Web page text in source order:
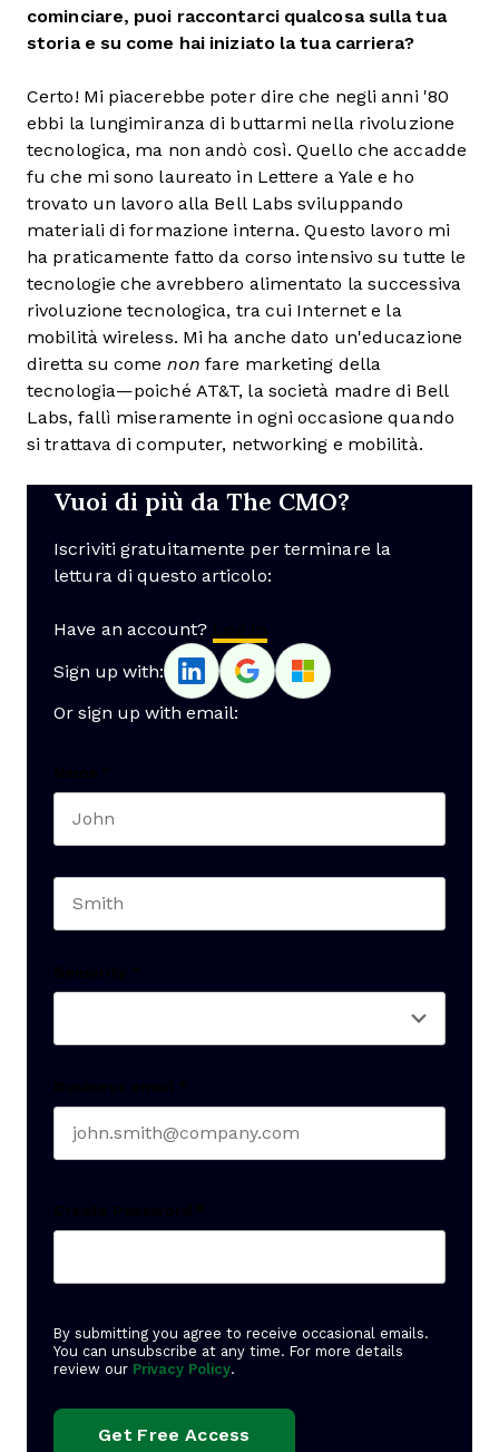
cominciare, puoi raccontarci qualcosa sulla tua
storia e su come hai iniziato la tua carriera?
Certo! Mi piacerebbe poter dire che negli anni '80
ebbi la lungimiranza di buttarmi nella rivoluzione
tecnologica, ma non andò così. Quello che accadde
fu che mi sono laureato in Lettere a Yale e ho
trovato un lavoro alla Bell Labs sviluppando
materiali di formazione interna. Questo lavoro mi
ha praticamente fatto da corso intensivo su tutte le
tecnologie che avrebbero alimentato la successiva
rivoluzione tecnologica, tra cui Internet e la
mobilità wireless. Mi ha anche dato un'educazione
diretta su come non fare marketing della
tecnologia—poiché AT&T, la società madre di Bell
Labs, fallì miseramente in ogni occasione quando
si trattava di computer, networking e mobilità.
Vuoi di più da The CMO?
Iscriviti gratuitamente per terminare la
lettura di questo articolo:
Have an account? Log In
Sign up with:
Or sign up with email:
Name *
Seniority *
Business email *
Create Password *
By submitting you agree to receive occasional emails.
You can unsubscribe at any time. For more details
review our Privacy Policy.